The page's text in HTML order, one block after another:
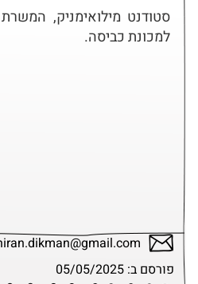
סטודנט מילואימניק, המשרת
למכונת כביסה.
shiran.dikman@gmail.com
פורסם ב: 05/05/2025